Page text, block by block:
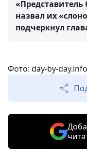
назвал их
подчеркнул
Фото: day-by-day.info